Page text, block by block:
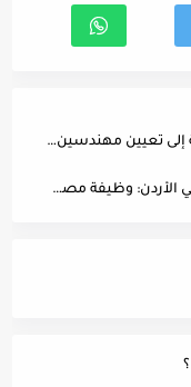
شركة هندسية استشاريه في عمان بحاجة إلى تعيين مهندسين ومهندسات للتخصصات التالية ، كهربائية، ميكانيكية، انشائية، معمارية
مطلوب مصمم جرافيك لشركة إعلامية في الأردن: وظيفة مصمم جرافيك / Graphic Design